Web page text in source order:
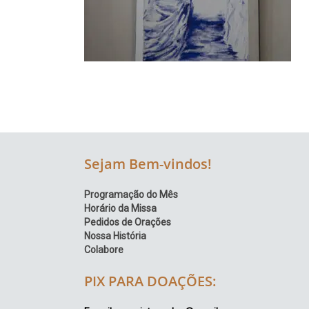
–
Sejam Bem-vindos!
Programação do Mês
Horário da Missa
Pedidos de Orações
Nossa História
Colabore
PIX PARA DOAÇÕES: